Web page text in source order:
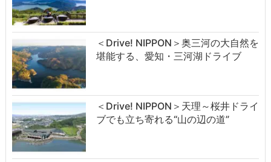
＜Drive! NIPPON＞奥三河の大自然を
堪能する、愛知・三河湖ドライブ
＜Drive! NIPPON＞天理～桜井ドライ
ブでも立ち寄れる“山の辺の道”